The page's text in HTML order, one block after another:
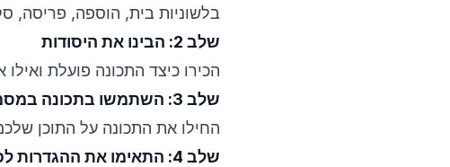
בלשוניות בית, הוספה, פריסה,
שלב 2: הבינו את היסודות
הכירו כיצד התכונה פועלת
שלב 3: השתמשו בתכונה במסמך שלכם
החילו את התכונה על התוכן
שלב 4: התאימו את ההגדרות לפי הצורך